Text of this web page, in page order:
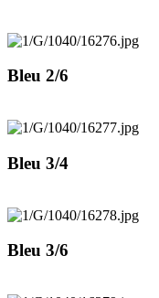
Bleu 2/6
Bleu 3/4
Bleu 3/6